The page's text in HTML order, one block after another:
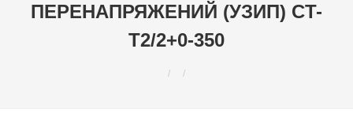
ПЕРЕНАПРЯЖЕНИЙ (УЗИП) CT-
T2/2+0-350